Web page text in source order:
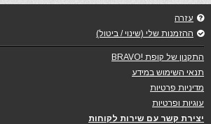
עזרה
ההזמנות שלי (שינוי / ביטול)
התקנון של קופת !BRAVO
תנאי השימוש במידע
מדיניות פרטיות
עוגיות ופרטיות
יצירת קשר עם שירות לקוחות